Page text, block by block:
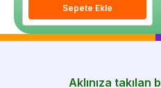
Sepete Ekle
Aklınıza takılan